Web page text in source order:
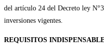
del artículo 24 del Decreto ley
inversiones vigentes.
REQUISITOS